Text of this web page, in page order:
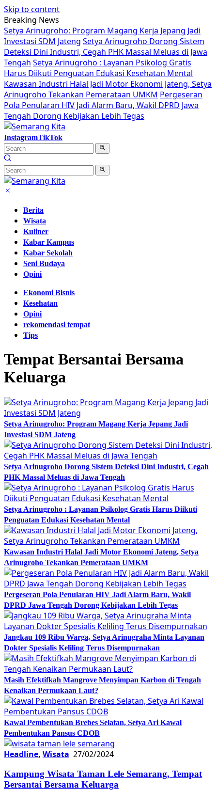
Skip to content
Breaking News
Setya Arinugroho: Program Magang Kerja Jepang Jadi
Investasi SDM Jateng Setya Arinugroho Dorong Sistem
Deteksi Dini Industri, Cegah PHK Massal Meluas di Jawa
Tengah Setya Arinugroho : Layanan Psikolog Gratis
Harus Diikuti Penguatan Edukasi Kesehatan Mental
Kawasan Industri Halal Jadi Motor Ekonomi Jateng, Setya
Arinugroho Tekankan Pemerataan UMKM Pergeseran
Pola Penularan HIV Jadi Alarm Baru, Wakil DPRD Jawa
Tengah Dorong Kebijakan Lebih Tegas
InstagramTikTok
Berita
Wisata
Kuliner
Kabar Kampus
Kabar Sekolah
Seni Budaya
Opini
Ekonomi Bisnis
Kesehatan
Opini
rekomendasi tempat
Tips
Tempat Bersantai Bersama
Keluarga
Setya Arinugroho: Program Magang Kerja Jepang Jadi
Investasi SDM Jateng
Setya Arinugroho Dorong Sistem Deteksi Dini Industri, Cegah
PHK Massal Meluas di Jawa Tengah
Setya Arinugroho : Layanan Psikolog Gratis Harus Diikuti
Penguatan Edukasi Kesehatan Mental
Kawasan Industri Halal Jadi Motor Ekonomi Jateng, Setya
Arinugroho Tekankan Pemerataan UMKM
Pergeseran Pola Penularan HIV Jadi Alarm Baru, Wakil
DPRD Jawa Tengah Dorong Kebijakan Lebih Tegas
Jangkau 109 Ribu Warga, Setya Arinugraha Minta Layanan
Dokter Spesialis Keliling Terus Disempurnakan
Masih Efektifkah Mangrove Menyimpan Karbon di Tengah
Kenaikan Permukaan Laut?
Kawal Pembentukan Brebes Selatan, Setya Ari Kawal
Pembentukan Pansus CDOB
Headline, Wisata 27/02/2024
Kampung Wisata Taman Lele Semarang, Tempat
Bersantai Bersama Keluarga